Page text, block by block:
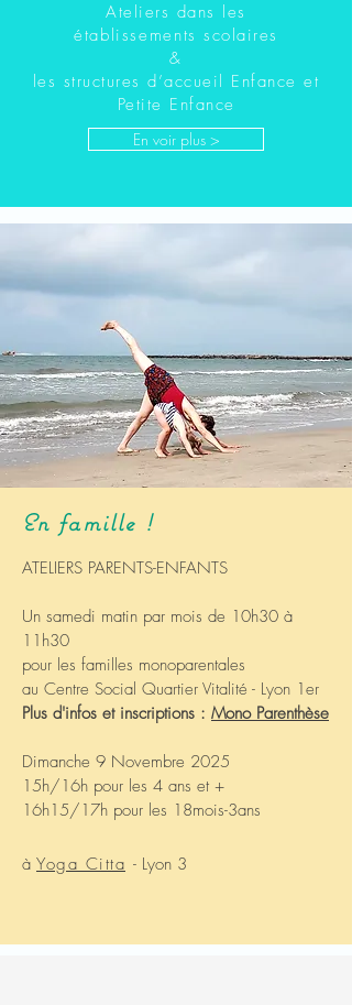
Ateliers dans les
établissements scolaires
&
les structures d’accueil Enfance et
Petite Enfance
En voir plus >
En famille !
ATELIERS PARENTS-ENFANTS
Un samedi matin par mois de 10h30 à
11h30
pour les familles monoparentales
au Centre Social Quartier Vitalité - Lyon 1er
Plus d'infos et inscriptions : Mono Parenthèse
Dimanche 9 Novembre 2025
15h/16h pour les 4 ans et +
16h15/17h pour les 18mois-3ans
à Yoga Citta - Lyon 3